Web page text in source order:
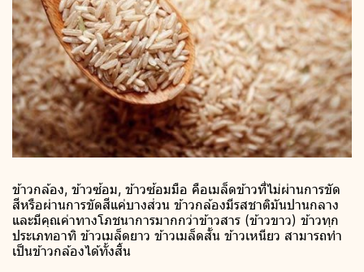
ข้าวกล้อง, ข้าวซ้อม, ข้าวซ้อมมือ คือเมล็ดข้าวที่ไม่ผ่านการขัด
สีหรือผ่านการขัดสีแค่บางส่วน ข้าวกล้องมีรสชาติมันปานกลาง
และมีคุณค่าทางโภชนาการมากกว่าข้าวสาร (ข้าวขาว) ข้าวทุก
ประเภทอาทิ ข้าวเมล็ดยาว ข้าวเมล็ดสั้น ข้าวเหนียว สามารถทำ
เป็นข้าวกล้องได้ทั้งสิ้น